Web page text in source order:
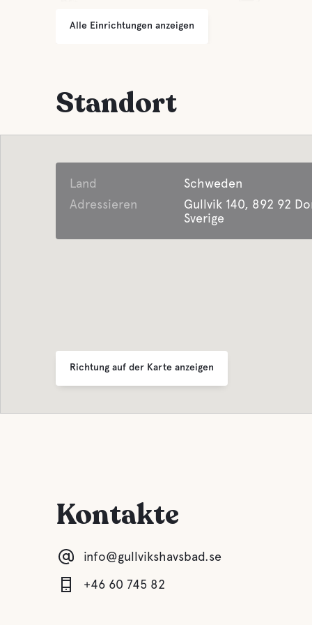
WLAN
Grillplatz
Wäsche
Einrichtungen für
Für Kinder
Essen und
Alle Einrichtungen anzeigen
Standort
Land
Schweden
Adressieren
Gullvik 140, 892 92
Sverige
Richtung auf der Karte anzeigen
Kontakte
info@gullvikshavsbad.se
+46 60 745 82